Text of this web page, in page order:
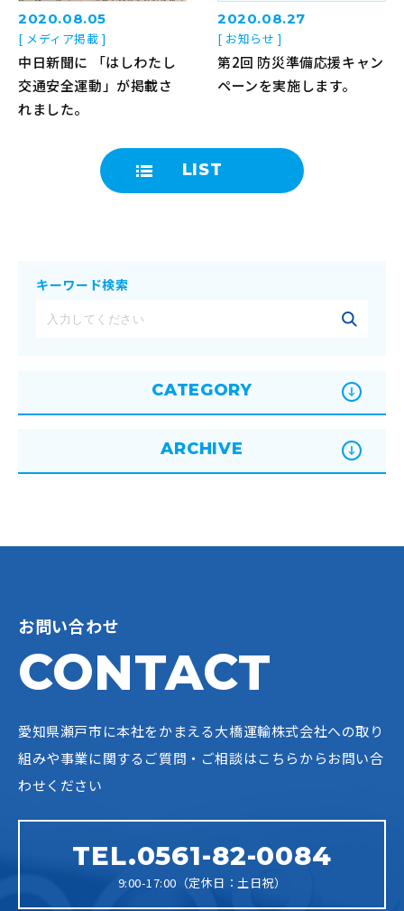
2020.08.05
[ メディア掲載 ]
中日新聞に 「はしわたし
交通安全運動」が掲載さ
れました。
LIST
2020.08.27
[ お知らせ ]
第2回 防災準備応援キャン
ペーンを実施します。
キーワード検索
CATEGORY
ARCHIVE
お問い合わせ
CONTACT
愛知県瀬戸市に本社をかまえる大橋運輸株式会社への取り
組みや事業に関するご質問・ご相談はこちらからお問い合
わせください
TEL.0561-82-0084
9:00-17:00（定休日：土日祝）